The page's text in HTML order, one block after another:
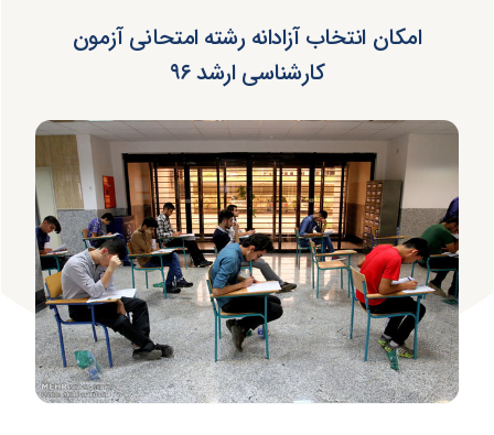
امکان انتخاب آزادانه رشته امتحانی آزمون
کارشناسی ارشد ۹۶